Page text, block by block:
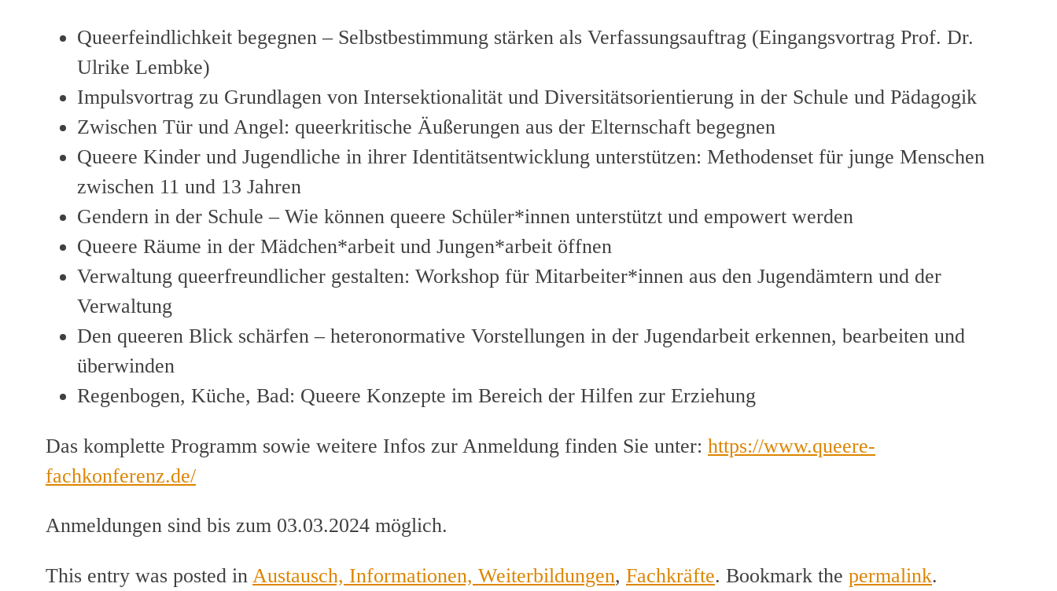
Queerfeindlichkeit begegnen – Selbstbestimmung stärken als Verfassungsauftrag (Eingangsvortrag Prof. Dr.
Ulrike Lembke)
Impulsvortrag zu Grundlagen von Intersektionalität und Diversitätsorientierung in der Schule und Pädagogik
Zwischen Tür und Angel: queerkritische Äußerungen aus der Elternschaft begegnen
Queere Kinder und Jugendliche in ihrer Identitätsentwicklung unterstützen: Methodenset für junge Menschen
zwischen 11 und 13 Jahren
Gendern in der Schule – Wie können queere Schüler*innen unterstützt und empowert werden
Queere Räume in der Mädchen*arbeit und Jungen*arbeit öffnen
Verwaltung queerfreundlicher gestalten: Workshop für Mitarbeiter*innen aus den Jugendämtern und der
Verwaltung
Den queeren Blick schärfen – heteronormative Vorstellungen in der Jugendarbeit erkennen, bearbeiten und
überwinden
Regenbogen, Küche, Bad: Queere Konzepte im Bereich der Hilfen zur Erziehung
Das komplette Programm sowie weitere Infos zur Anmeldung finden Sie unter: https://www.queere-
fachkonferenz.de/
Anmeldungen sind bis zum 03.03.2024 möglich.
This entry was posted in Austausch, Informationen, Weiterbildungen, Fachkräfte. Bookmark the permalink.